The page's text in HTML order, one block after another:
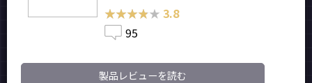
★★★★★
★★★★★ 3.8
95
製品レビューを読む